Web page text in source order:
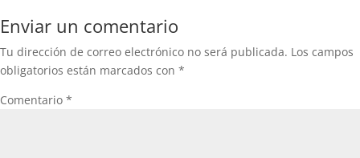
Enviar un comentario
Tu dirección de correo electrónico no será publicada. Los campos
obligatorios están marcados con *
Comentario *